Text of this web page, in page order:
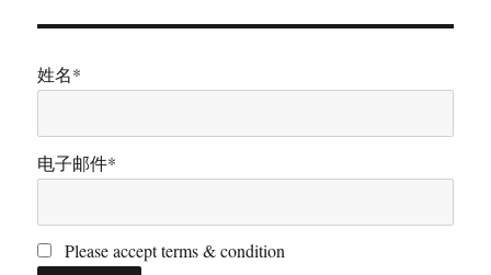
姓名*
电子邮件*
Please accept terms & condition